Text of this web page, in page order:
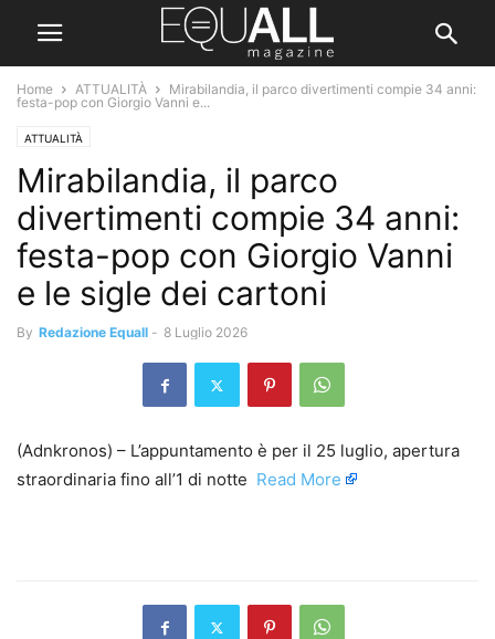
Home ATTUALITÀ
Mirabilandia, il parco divertimenti compie 34 anni:
festa-pop con Giorgio Vanni e...
ATTUALITÀ
Mirabilandia, il parco
divertimenti compie 34 anni:
festa-pop con Giorgio Vanni
e le sigle dei cartoni
By Redazione Equall - 8 Luglio 2026
(Adnkronos) – L’appuntamento è per il 25 luglio, apertura
straordinaria fino all’1 di notte ​ Read More